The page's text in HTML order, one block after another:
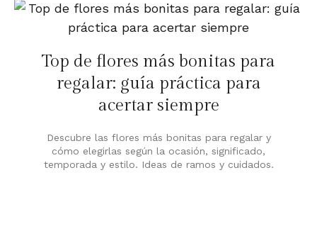
Top de flores más bonitas para
regalar: guía práctica para
acertar siempre
Descubre las flores más bonitas para regalar y
cómo elegirlas según la ocasión, significado,
temporada y estilo. Ideas de ramos y cuidados.